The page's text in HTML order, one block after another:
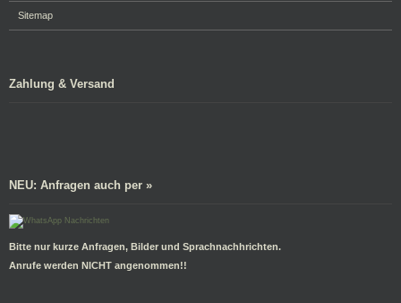
Sitemap
Zahlung & Versand
NEU: Anfragen auch per »
Bitte nur kurze Anfragen, Bilder und Sprachnachhrichten.
Anrufe werden NICHT angenommen!!